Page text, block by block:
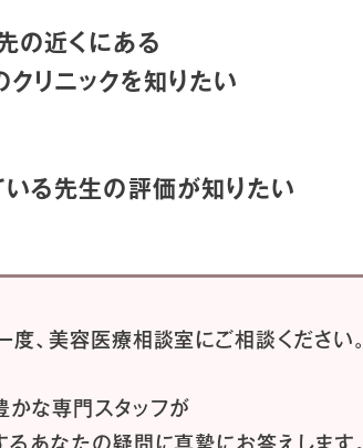
の近くにある
リニックを知りたい
いる先生の評価が知りたい
度、美容医療相談室にご相談ください。
かな専門スタッフが
るあなたの疑問に真摯にお答えします。